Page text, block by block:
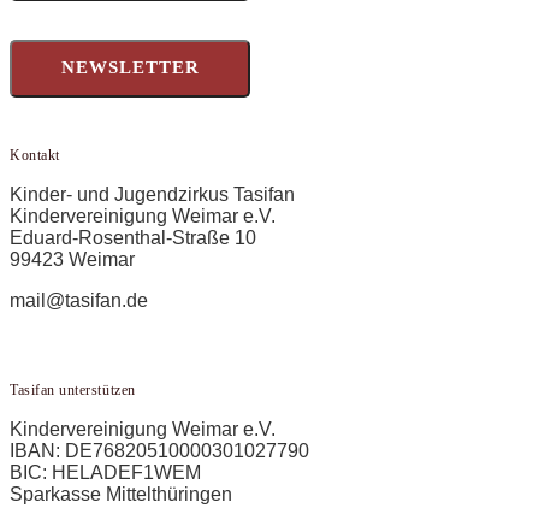
NEWSLETTER
Kontakt
Kinder- und Jugendzirkus Tasifan
Kindervereinigung Weimar e.V.
Eduard-Rosenthal-Straße 10
99423 Weimar
mail@tasifan.de
Tasifan unterstützen
Kindervereinigung Weimar e.V.
IBAN: DE76820510000301027790
BIC: HELADEF1WEM
Sparkasse Mittelthüringen